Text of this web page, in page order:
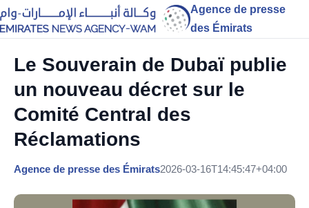
Agence de presse
des Émirats
Le Souverain de Dubaï publie
un nouveau décret sur le
Comité Central des
Réclamations
Agence de presse des Émirats2026-03-16T14:45:47+04:00